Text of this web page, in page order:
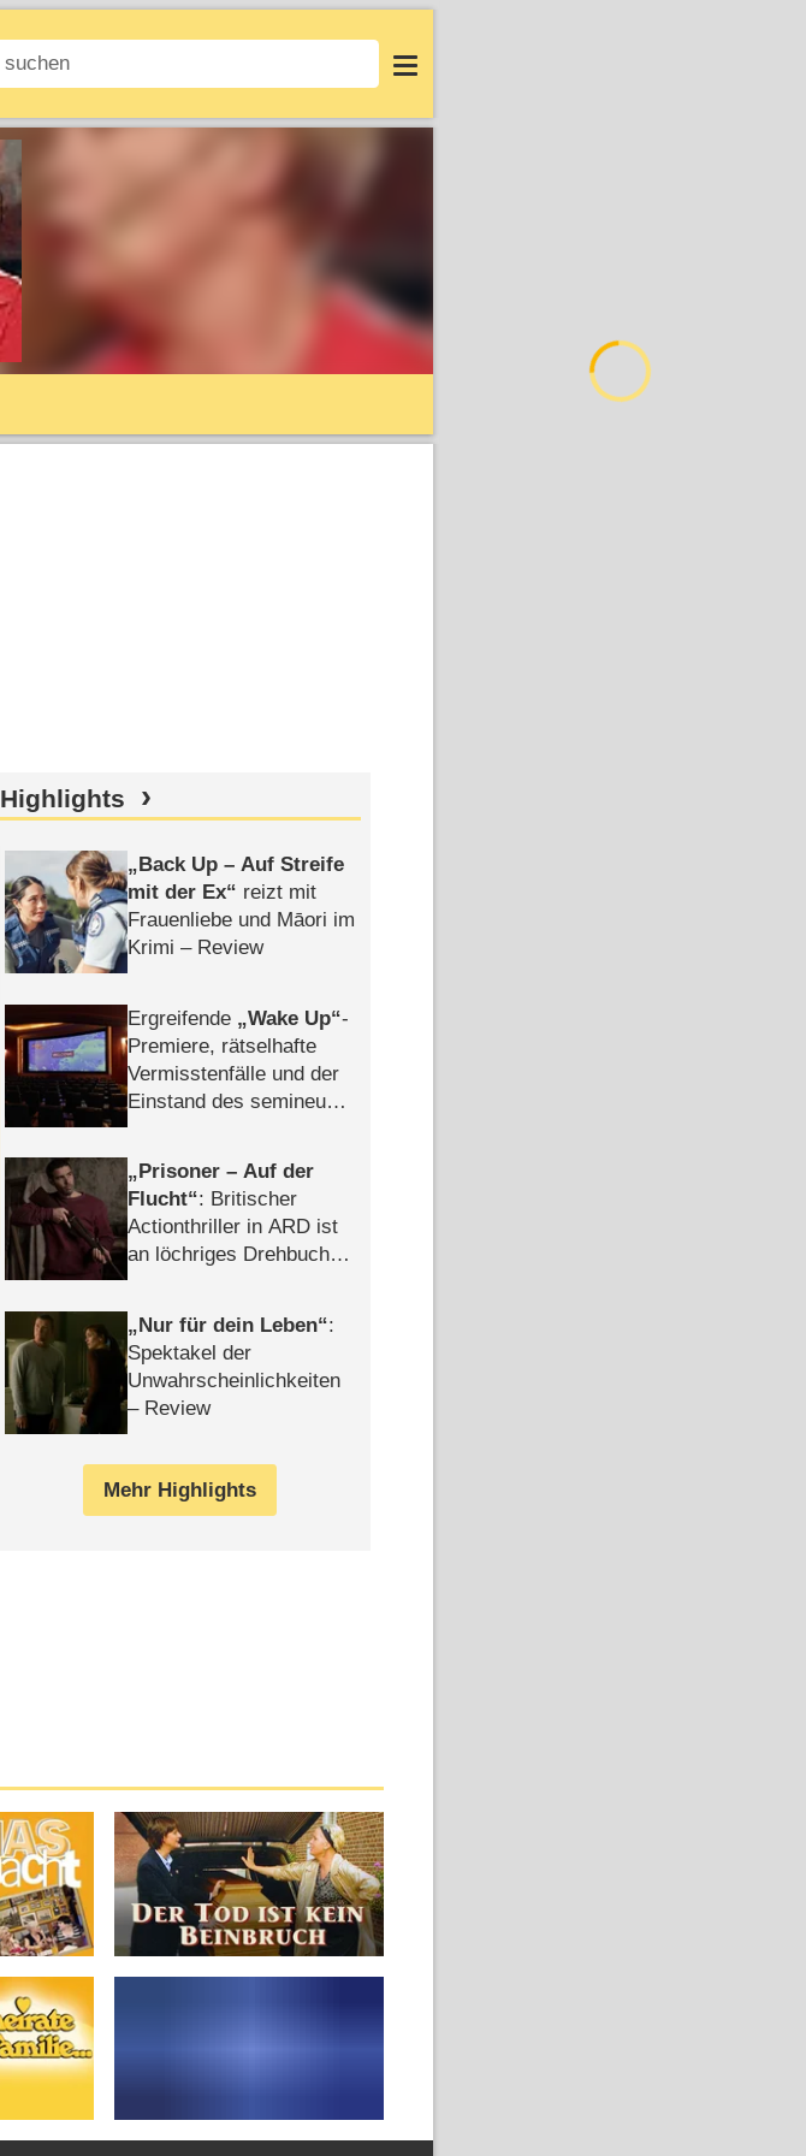
Login
Highlights
Back Up – Auf Streife
mit der Ex
reizt mit
Frauenliebe und Māori im
Krimi – Review
Ergreifende Wake Up -
Premiere, rätselhafte
Vermisstenfälle und der
Einstand des semineuen
Prisoner – Auf der
Flucht : Britischer
Actionthriller in ARD ist
an löchriges Drehbuch
Nur für dein Leben :
Spektakel der
Unwahrscheinlichkeiten
– Review
Mehr Highlights